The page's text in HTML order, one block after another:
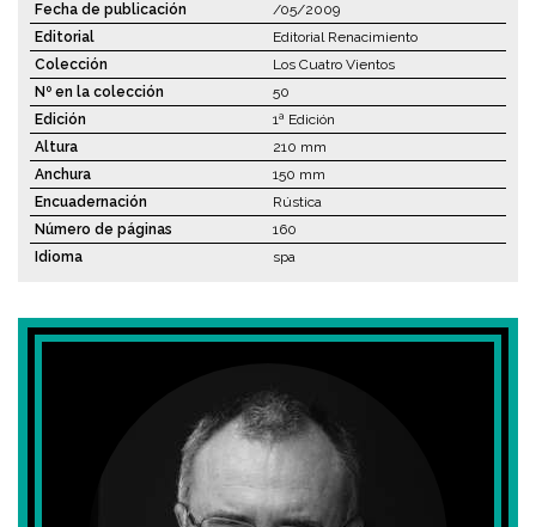
Fecha de publicación
/05/2009
Editorial
Editorial Renacimiento
Colección
Los Cuatro Vientos
Nº en la colección
50
Edición
1ª Edición
Altura
210 mm
Anchura
150 mm
Encuadernación
Rústica
Número de páginas
160
Idioma
spa